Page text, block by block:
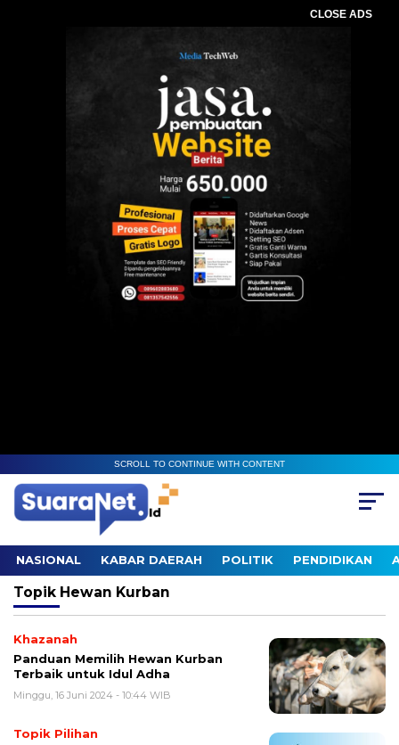
CLOSE ADS
SCROLL TO CONTINUE WITH CONTENT
NASIONAL KABAR DAERAH POLITIK PENDIDIKAN
Topik Hewan Kurban
Khazanah
Panduan Memilih Hewan Kurban
Terbaik untuk Idul Adha
Minggu, 16 Juni 2024 - 10:44 WIB
Topik Pilihan